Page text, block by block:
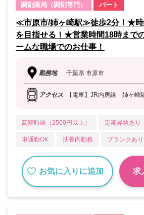
調剤薬局（調剤専門） パート
≪市原市/姉ヶ崎駅≫徒歩2分！★時
を目指せる！★営業時間18時まで
ームな職場でのお仕事！
勤務地 千葉県 市原市
アクセス 【電車】JR内房線 姉ヶ
高額時給（2500円以上） 定期昇給あり
車通勤OK 扶養内勤務 ブランクあ
お気に入りに追加 求